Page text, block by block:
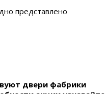
представлено
двери фабрики